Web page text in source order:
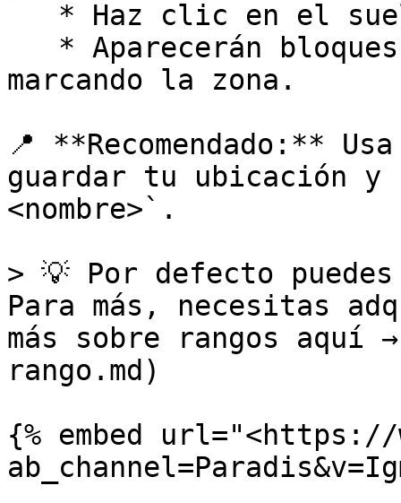
marcando la zona.
📍 **Recomendado:**
guardar tu ubicación y
<nombre>`.
> 💡 Por defecto
Para más, necesitas
más sobre rangos
rango.md)
{% embed url="<https://